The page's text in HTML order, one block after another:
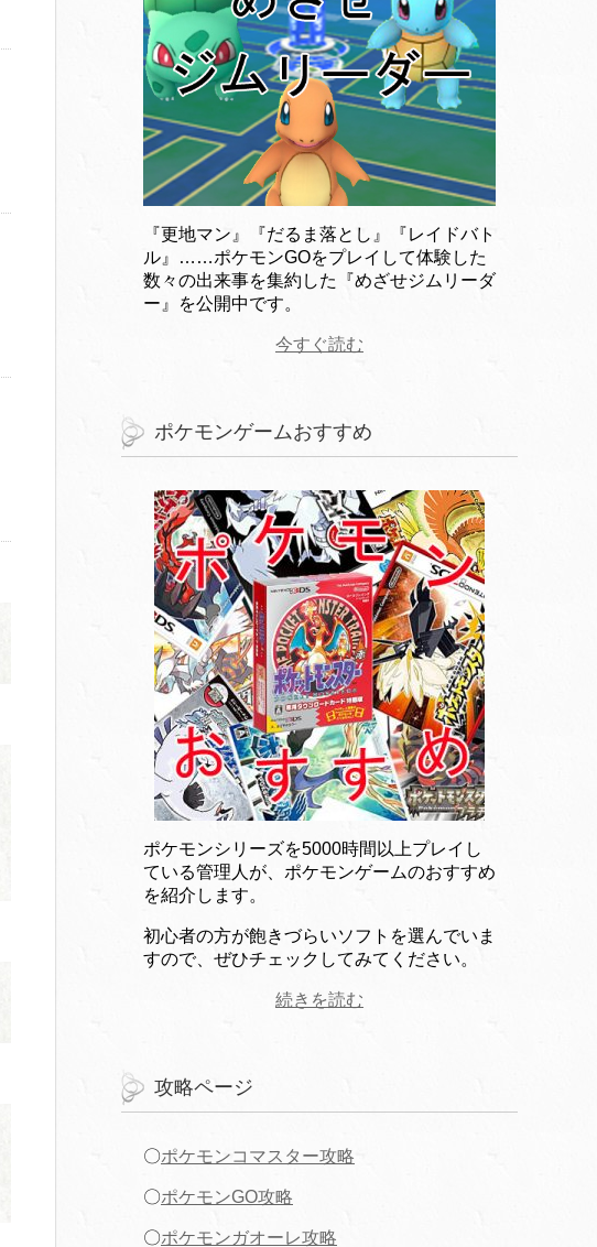
『更地マン』『だるま落とし』『レイドバト
ル』……ポケモンGOをプレイして体験した
数々の出来事を集約した『めざせジムリーダ
ー』を公開中です。
今すぐ読む
ポケモンゲームおすすめ
ポケモンシリーズを5000時間以上プレイし
ている管理人が、ポケモンゲームのおすすめ
を紹介します。
初心者の方が飽きづらいソフトを選んでいま
すので、ぜひチェックしてみてください。
続きを読む
攻略ページ
〇ポケモンコマスター攻略
〇ポケモンGO攻略
〇ポケモンガオーレ攻略